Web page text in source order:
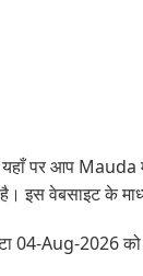
यहाँ पर आप
है। इस वेबसाइट के
04-Aug-2026